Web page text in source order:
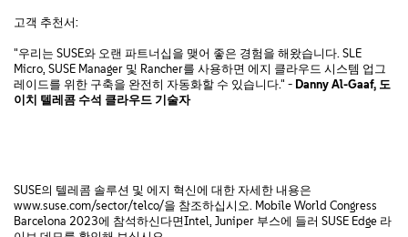
고객 추천서:
"우리는 SUSE와 오랜 파트너십을 맺어 좋은 경험을 해왔습니다. SLE
Micro, SUSE Manager 및 Rancher를 사용하면 에지 클라우드 시스템 업그
레이드를 위한 구축을 완전히 자동화할 수 있습니다." - Danny Al-Gaaf, 도
이치 텔레콤 수석 클라우드 기술자
SUSE의 텔레콤 솔루션 및 에지 혁신에 대한 자세한 내용은
www.suse.com/sector/telco/을 참조하십시오. Mobile World Congress
Barcelona 2023에 참석하신다면Intel, Juniper 부스에 들러 SUSE Edge 라